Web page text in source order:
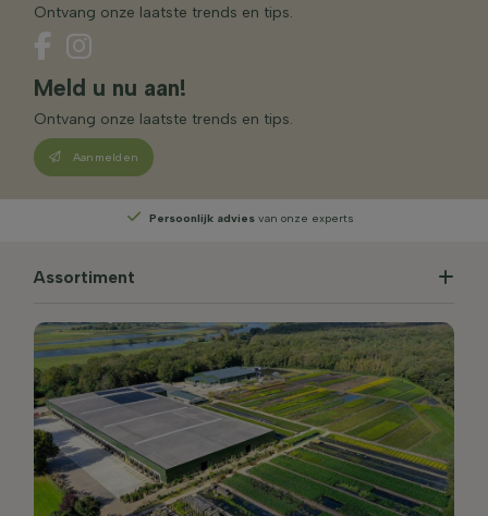
Ontvang onze laatste trends en tips.
Meld u nu aan!
Ontvang onze laatste trends en tips.
Aanmelden
Persoonlijk advies van onze experts
Assortiment